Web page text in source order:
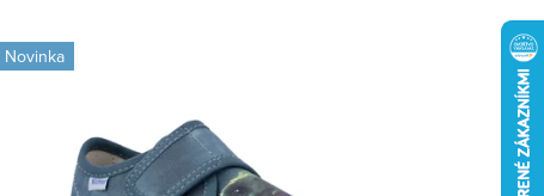
Novinka